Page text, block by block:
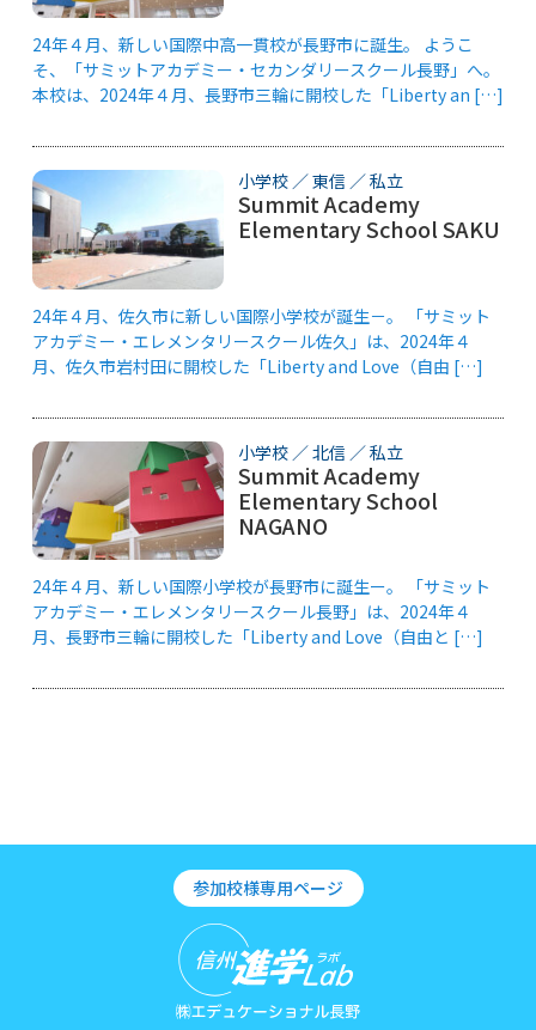
24年４月、新しい国際中高一貫校が長野市に誕生。 ようこ
そ、「サミットアカデミー・セカンダリースクール長野」へ。
本校は、2024年４月、長野市三輪に開校した「Liberty an […]
小学校／東信 ／私立
Summit Academy
Elementary School SAKU
24年４月、佐久市に新しい国際小学校が誕生－。 「サミット
アカデミー・エレメンタリースクール佐久」は、2024年４
月、佐久市岩村田に開校した「Liberty and Love（自由 […]
小学校／北信 ／私立
Summit Academy
Elementary School
NAGANO
24年４月、新しい国際小学校が長野市に誕生ー。 「サミット
アカデミー・エレメンタリースクール長野」は、2024年４
月、長野市三輪に開校した「Liberty and Love（自由と […]
参加校様専用ページ